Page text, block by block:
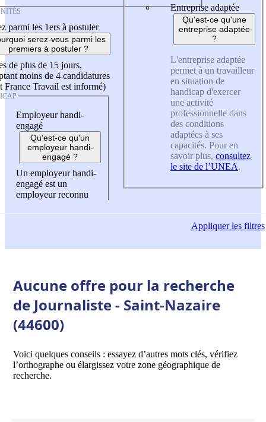
parmi les 1ers à postuler
serez-vous parmi les
premiers à postuler ?
de plus de 15 jours,
moins de 4 candidatures
France Travail est informé)
Employeur handi-
engagé
Qu'est-ce qu'un
employeur handi-
engagé ?
Un employeur handi-
engagé est un
employeur reconnu
Entreprise adaptée
Qu'est-ce qu'une
entreprise adaptée
?
L'entreprise adaptée
permet à un travailleur
en situation de
handicap d'exercer
une activité
professionnelle dans
des conditions
adaptées à ses
capacités. Pour en
savoir plus, consultez
le site de l’UNEA.
Appliquerles filtres
Aucune offre pour la recherche
de Journaliste - Saint-Nazaire
(44600)
Voici quelques conseils : essayez d’autres mots clés, vérifiez
l’orthographe ou élargissez votre zone géographique de
recherche.